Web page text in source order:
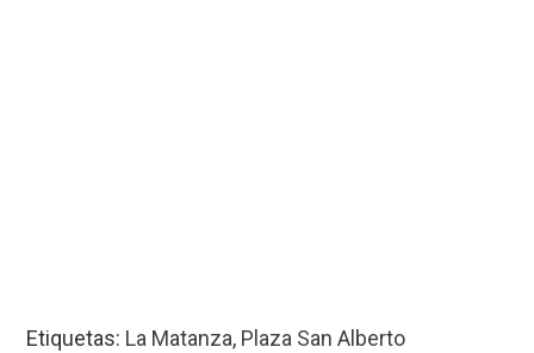
Etiquetas: La Matanza, Plaza San Alberto